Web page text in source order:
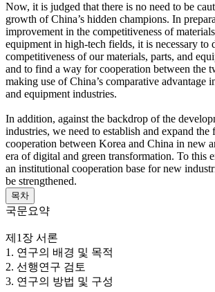
Now, it is judged that there is no need to be
growth of China’s hidden champions. In
improvement in the competitiveness of
equipment in high-tech fields, it is necessary to
competitiveness of our materials, parts, and
and to find a way for cooperation between the
making use of China’s comparative advantage
and equipment industries.
In addition, against the backdrop of the
industries, we need to establish and expand
cooperation between Korea and China in new
era of digital and green transformation. To this
an institutional cooperation base for new
be strengthened.
목차
국문요약
제1장 서론
1. 연구의 배경 및 목적
2. 선행연구 검토
3. 연구의 방법 및 구성